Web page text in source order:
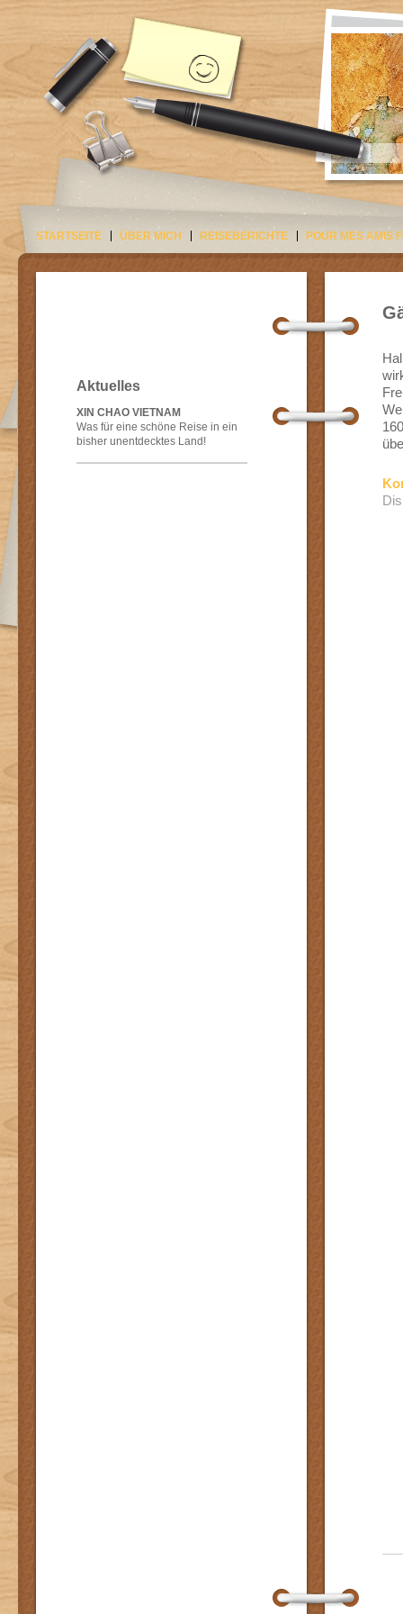
STARTSEITE ÜBER MICH REISEBERICHTE POUR MES AMIS
Aktuelles
XIN CHAO VIETNAM
Was für eine schöne Reise in ein
bisher unentdecktes Land!